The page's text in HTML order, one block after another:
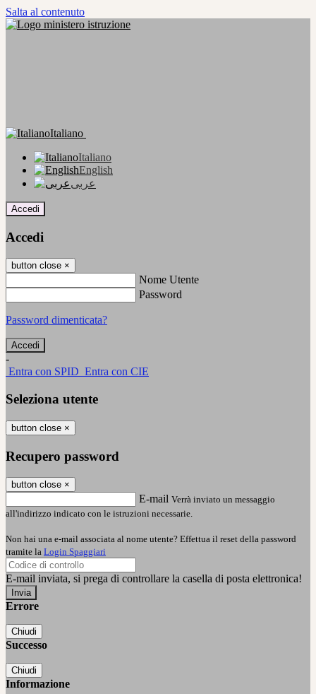
Salta al contenuto
Italiano
Italiano
English
عربى
Accedi
Accedi
button close ×
Nome Utente
Password
Password dimenticata?
-
Entra con SPID Entra con CIE
Seleziona utente
button close ×
Recupero password
button close ×
E-mail Verrà inviato un messaggio
all'indirizzo indicato con le istruzioni necessarie.
Non hai una e-mail associata al nome utente? Effettua il reset della password
tramite la Login Spaggiari
E-mail inviata, si prega di controllare la casella di posta elettronica!
Errore
Chiudi
Successo
Chiudi
Informazione